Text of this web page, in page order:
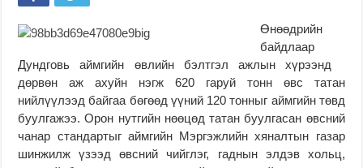
Өнөөдрийн
байдлаар
Дундговь аймгийн өвлийн бэлтгэл ажлын хүрээнд
дөрвөн аж ахуйн нэгж 620 гаруй тонн өвс татан
нийлүүлээд байгаа бөгөөд үүний 120 тонныг аймгийн төвд
буулгажээ. Орон нутгийн нөөцөд татан буулгасан өвсний
чанар стандартыг аймгийн Мэргэжлийн хяналтын газар
шинжилж үзээд өвсний чийглэг, гаднын элдэв хольц,